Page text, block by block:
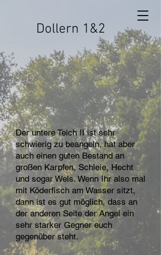
Dollern 1&2
Der untere Teich II ist sehr
schwierig zu beangeln, hat aber
auch einen guten Bestand an
großen Karpfen, Schleie, Hecht
und sogar Wels. Wenn Ihr also mal
mit Köderfisch am Wasser sitzt,
dann ist es gut möglich, dass an
der anderen Seite der Angel ein
sehr starker Gegner euch
gegenüber steht.